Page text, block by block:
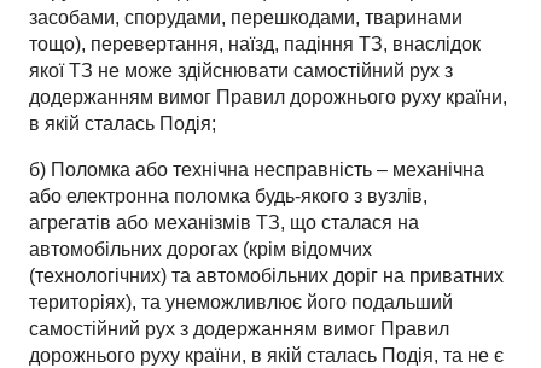
засобами, спорудами, перешкодами, тваринами
тощо), перевертання, наїзд, падіння ТЗ, внаслідок
якої ТЗ не може здійснювати самостійний рух з
додержанням вимог Правил дорожнього руху країни,
в якій сталась Подія;
б) Поломка або технічна несправність – механічна
або електронна поломка будь-якого з вузлів,
агрегатів або механізмів ТЗ, що сталася на
автомобільних дорогах (крім відомчих
(технологічних) та автомобільних доріг на приватних
територіях), та унеможливлює його подальший
самостійний рух з додержанням вимог Правил
дорожнього руху країни, в якій сталась Подія, та не є